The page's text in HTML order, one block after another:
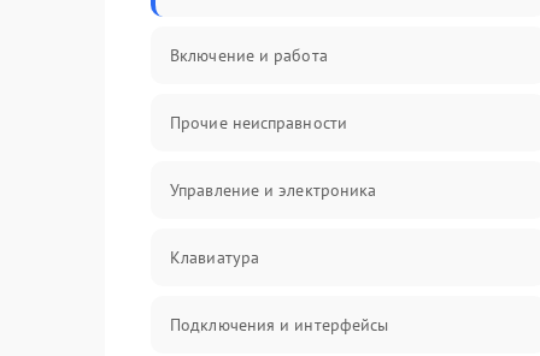
Включение и работа
Прочие неисправности
Управление и электроника
Клавиатура
Подключения и интерфейсы